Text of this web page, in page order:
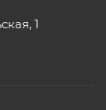
1